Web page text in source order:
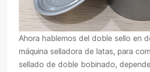
Ahora hablemos del doble sello en
máquina selladora de latas, para
sellado de doble bobinado, depende